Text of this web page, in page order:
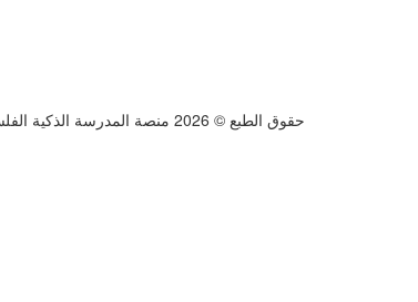
حقوق الطبع © 2026 منصة المدرسة الذكية الفلسطينية